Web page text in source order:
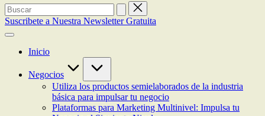
Buscar:
Suscribete a Nuestra Newsletter Gratuita
Inicio
Negocios
Utiliza los productos semielaborados de la industria
básica para impulsar tu negocio
Plataformas para Marketing Multinivel: Impulsa tu